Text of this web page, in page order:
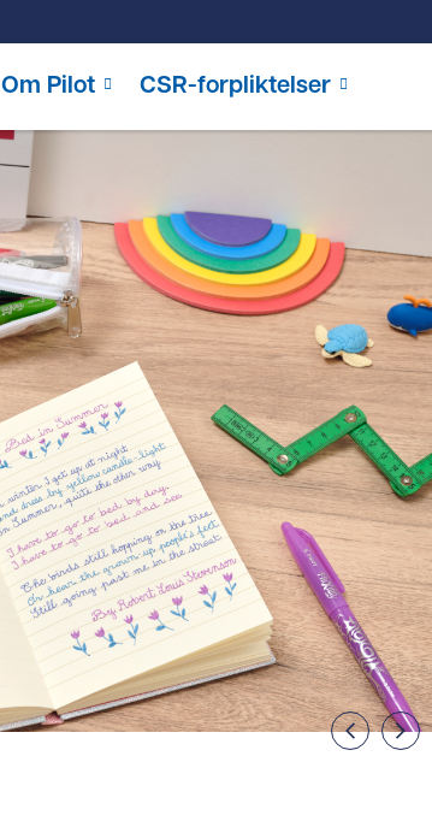
Om Pilot CSR-forpliktelser